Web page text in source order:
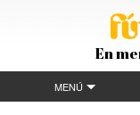
En
MENÚ